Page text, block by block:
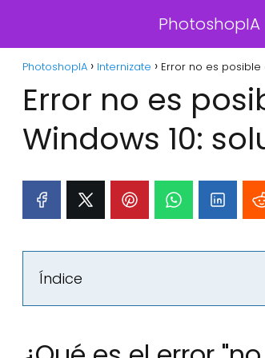
PhotoshopIA
PhotoshopIA Internizate Error no es
Error no es
Windows 10:
Índice